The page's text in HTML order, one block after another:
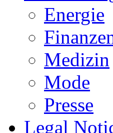
Energie
Medizin
Mode
Presse
Legal